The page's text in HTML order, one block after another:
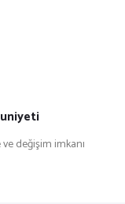
değişim imkanı